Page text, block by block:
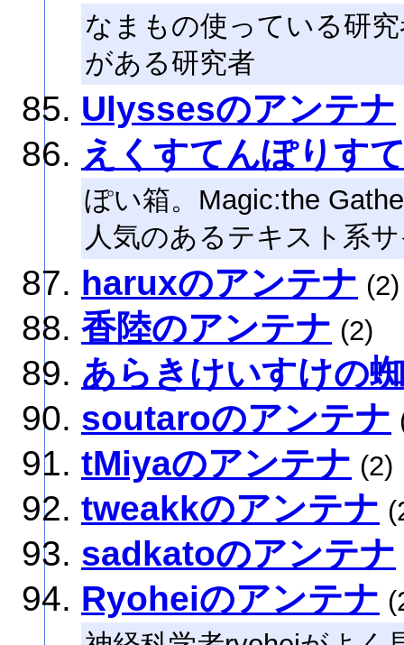
なまもの使っている研
がある研究者
Ulyssesのアンテナ
えくすてんぽりす
ぽい箱。Magic:the
人気のあるテキスト系
haruxのアンテナ (2)
香陸のアンテナ (2)
あらきけいすけの
soutaroのアンテナ
tMiyaのアンテナ (2)
tweakkのアンテナ
sadkatoのアンテナ
Ryoheiのアンテナ